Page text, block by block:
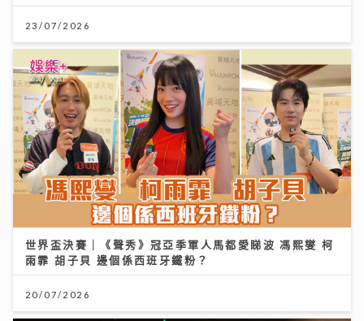
23/07/2026
世界盃決賽｜《聲秀》冠亞季軍人馬都愛睇波 馮熙燮 柯
雨霏 胡子貝 邊個係西班牙鐵粉？
20/07/2026